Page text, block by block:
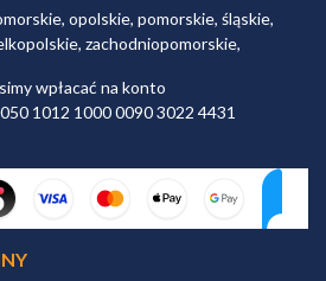
opolskie, pomorskie, śląskie,
zachodniopomorskie,
wpłacać na konto
1012 1000 0090 3022 4431